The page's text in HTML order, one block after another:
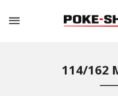
innholdet
114/162